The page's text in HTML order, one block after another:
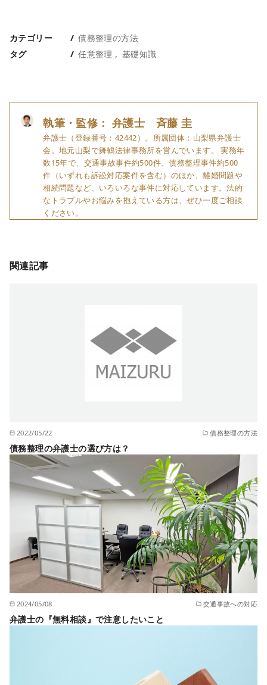
カテゴリー
債務整理の方法
タグ
任意整理 基礎知識
執筆・監修： 弁護士 斉藤 圭
弁護士（登録番号：42442）。所属団体：山梨県弁護士
会。地元山梨で舞鶴法律事務所を営んでいます。 実務年
数15年で、交通事故事件約500件、債務整理事件約500
件（いずれも訴訟対応案件を含む）のほか、離婚問題や
相続問題など、いろいろな事件に対応しています。法的
なトラブルやお悩みを抱えている方は、ぜひ一度ご相談
ください。
関連記事
2022/05/22 債務整理の方法
債務整理の弁護士の選び方は？
2024/05/08 交通事故への対応
弁護士の『無料相談』で注意したいこと